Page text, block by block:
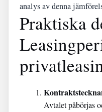
analys av denna
Praktiska
Avtalet påbörjas